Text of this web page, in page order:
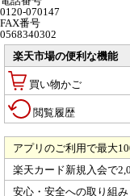
0120-070147
FAX番号
0568340302
楽天市場の便利な機能
買い物かご
閲覧履歴
アプリのご利用で最大
楽天カード新規入会で
安心・安全への取り組み